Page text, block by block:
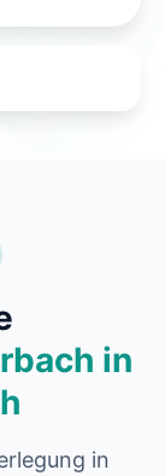
in
in